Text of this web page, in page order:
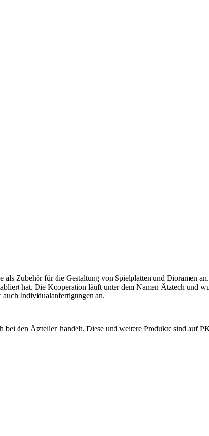
Zubehör für die Gestaltung von Spielplatten und Dioramen
hat. Die Kooperation läuft unter dem Namen Ätztech und
Individualanfertigungen an.
den Ätzteilen handelt. Diese und weitere Produkte sind auf